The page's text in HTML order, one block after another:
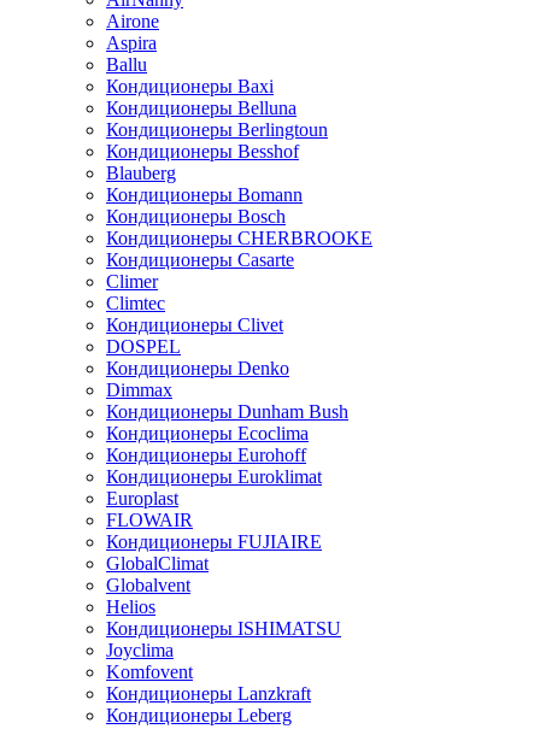
Airone
Aspira
Ballu
Кондиционеры Baxi
Кондиционеры Belluna
Кондиционеры Berlingtoun
Кондиционеры Besshof
Blauberg
Кондиционеры Bomann
Кондиционеры Bosch
Кондиционеры CHERBROOKE
Кондиционеры Casarte
Climer
Climtec
Кондиционеры Clivet
DOSPEL
Кондиционеры Denko
Dimmax
Кондиционеры Dunham Bush
Кондиционеры Ecoclima
Кондиционеры Eurohoff
Кондиционеры Euroklimat
Europlast
FLOWAIR
Кондиционеры FUJIAIRE
GlobalClimat
Globalvent
Helios
Кондиционеры ISHIMATSU
Joyclima
Komfovent
Кондиционеры Lanzkraft
Кондиционеры Leberg